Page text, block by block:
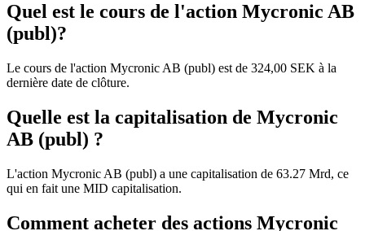
Quel est le cours de l'action Mycronic AB
(publ)?
Le cours de l'action Mycronic AB (publ) est de 324,00 SEK à la
dernière date de clôture.
Quelle est la capitalisation de Mycronic
AB (publ) ?
L'action Mycronic AB (publ) a une capitalisation de 63.27 Mrd, ce
qui en fait une MID capitalisation.
Comment acheter des actions Mycronic